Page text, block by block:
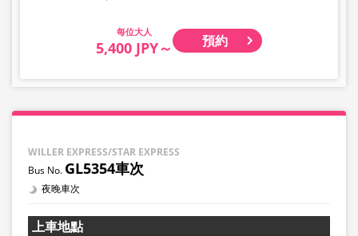
大人
5,400 JPY～ 預約
WILLER EXPRESS/STAR EXPRESS
GL5354車次
夜晚車次
上車地點